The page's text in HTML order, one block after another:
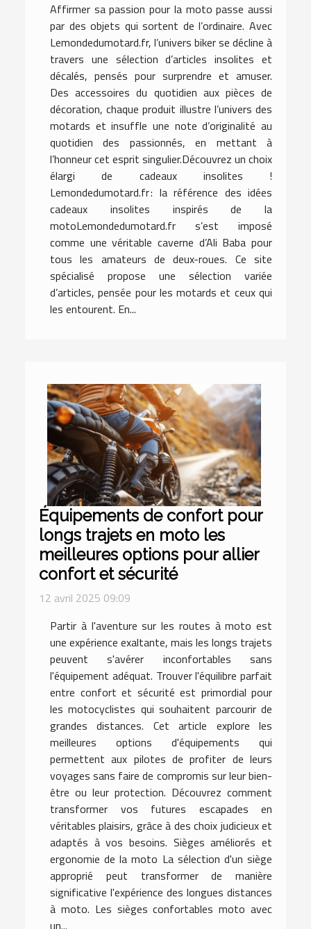
Affirmer sa passion pour la moto passe aussi
par des objets qui sortent de l’ordinaire. Avec
Lemondedumotard.fr, l’univers biker se décline à
travers une sélection d’articles insolites et
décalés, pensés pour surprendre et amuser.
Des accessoires du quotidien aux pièces de
décoration, chaque produit illustre l’univers des
motards et insuffle une note d’originalité au
quotidien des passionnés, en mettant à
l’honneur cet esprit singulier.Découvrez un choix
élargi de cadeaux insolites !
Lemondedumotard.fr : la référence des idées
cadeaux insolites inspirés de la
motoLemondedumotard.fr s’est imposé
comme une véritable caverne d’Ali Baba pour
tous les amateurs de deux-roues. Ce site
spécialisé propose une sélection variée
d’articles, pensée pour les motards et ceux qui
les entourent. En...
Équipements de confort pour
longs trajets en moto les
meilleures options pour allier
confort et sécurité
12 avril 2025 09:09
Partir à l'aventure sur les routes à moto est
une expérience exaltante, mais les longs trajets
peuvent s'avérer inconfortables sans
l'équipement adéquat. Trouver l'équilibre parfait
entre confort et sécurité est primordial pour
les motocyclistes qui souhaitent parcourir de
grandes distances. Cet article explore les
meilleures options d'équipements qui
permettent aux pilotes de profiter de leurs
voyages sans faire de compromis sur leur bien-
être ou leur protection. Découvrez comment
transformer vos futures escapades en
véritables plaisirs, grâce à des choix judicieux et
adaptés à vos besoins. Sièges améliorés et
ergonomie de la moto La sélection d'un siège
approprié peut transformer de manière
significative l'expérience des longues distances
à moto. Les sièges confortables moto avec
un...